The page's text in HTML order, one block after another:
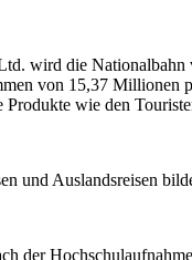
wird die
von 15,37
wie den
und Auslandsreisen
der